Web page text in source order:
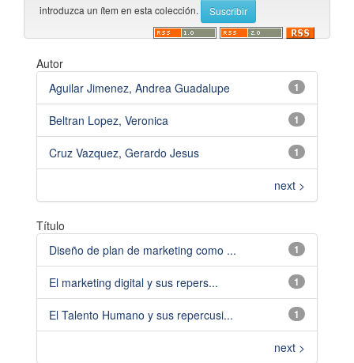
introduzca un ítem en esta colección.
Autor
1
Aguilar Jimenez, Andrea Guadalupe
1
Beltran Lopez, Veronica
1
Cruz Vazquez, Gerardo Jesus
next >
Título
1
Diseño de plan de marketing como ...
1
El marketing digital y sus repers...
1
El Talento Humano y sus repercusi...
next >